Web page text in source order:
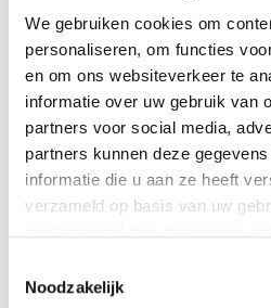
We gebruiken cookies om
personaliseren, om functies
en om ons websiteverkeer te
informatie over uw gebruik van
partners voor social media,
partners kunnen deze
informatie die u aan ze heeft
verzameld op basis van uw
Noodzakelijk
Town verloren ging.
‘Ga je mee naar Wastora’, de
‘Retteket AZ’.
Op het hoesje een afbeelding van
Westzijde in Zaandam. Beeld: ‘Ik